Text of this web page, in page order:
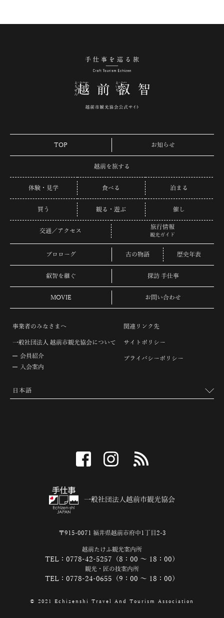
TOP お知らせ
越前を旅する
体験・見学 食べる 泊まる
買う 観る・遊ぶ 催し
交通／アクセス
旅行情報
観光ガイド
プロローグ 古の物語 歴史年表
叡智を継ぐ 探訪 手仕事
MOVIE お問い合わせ
事業者のみなさまへ
一般社団法人 越前市観光協会について
会員紹介
入会案内
関連リンク先
サイトポリシー
プライバシーポリシー
facebook instagram
一般社団法人越前市観光協会
〒915-0071 福井県越前市府中1丁目2-3
越前たけふ観光案内所
TEL：0778-42-5257（8：00 ～ 18：00）
観光・匠の技案内所
TEL：0778-24-0655（9：00 ～ 18：00）
© 2021 Echizenshi Travel And Tourism Association